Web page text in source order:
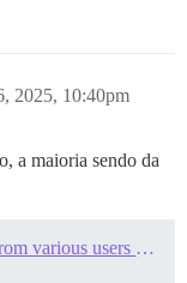
2025, 10:40pm
a maioria sendo da
Ways to easily seed content as posted from various users (startup)